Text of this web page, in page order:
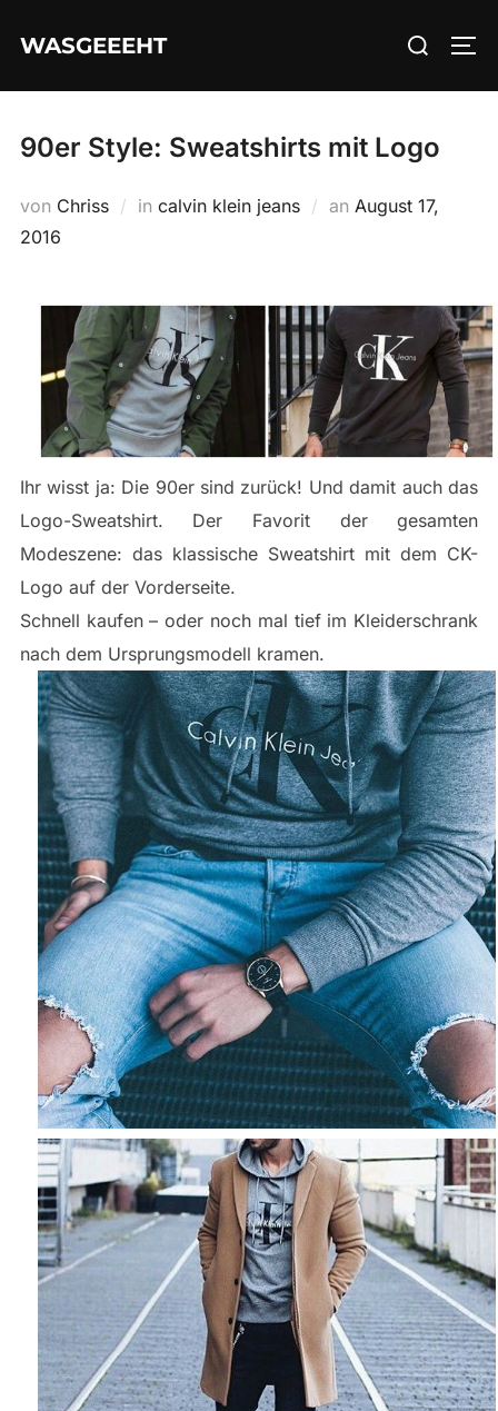
InhaltWASGEEEHT
Suchen
90er Style: Sweatshirts mit Logo
von Chriss in calvin klein jeans an Veröffentlicht
August 17,
2016
Ihr wisst ja: Die 90er sind zurück! Und damit auch das
Logo-Sweatshirt. Der Favorit der gesamten
Modeszene: das klassische Sweatshirt mit dem CK-
Logo auf der Vorderseite.
Schnell kaufen – oder noch mal tief im Kleiderschrank
nach dem Ursprungsmodell kramen.